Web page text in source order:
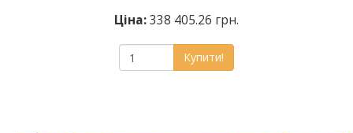
Ціна:338 405.26 грн.
Купити!